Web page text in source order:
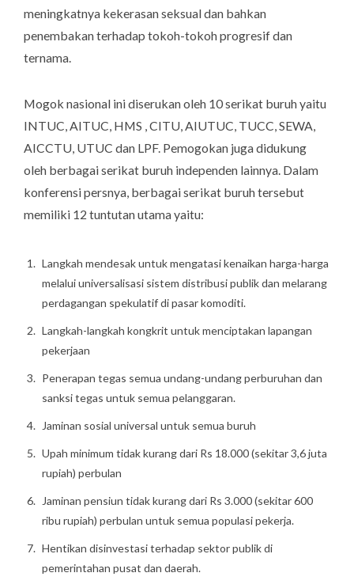
meningkatnya kekerasan seksual dan bahkan
penembakan terhadap tokoh-tokoh progresif dan
ternama.
Mogok nasional ini diserukan oleh 10 serikat buruh yaitu
INTUC, AITUC, HMS , CITU, AIUTUC, TUCC, SEWA,
AICCTU, UTUC dan LPF. Pemogokan juga didukung
oleh berbagai serikat buruh independen lainnya. Dalam
konferensi persnya, berbagai serikat buruh tersebut
memiliki 12 tuntutan utama yaitu:
Langkah mendesak untuk mengatasi kenaikan harga-harga
melalui universalisasi sistem distribusi publik dan melarang
perdagangan spekulatif di pasar komoditi.
Langkah-langkah kongkrit untuk menciptakan lapangan
pekerjaan
Penerapan tegas semua undang-undang perburuhan dan
sanksi tegas untuk semua pelanggaran.
Jaminan sosial universal untuk semua buruh
Upah minimum tidak kurang dari Rs 18.000 (sekitar 3,6 juta
rupiah) perbulan
Jaminan pensiun tidak kurang dari Rs 3.000 (sekitar 600
ribu rupiah) perbulan untuk semua populasi pekerja.
Hentikan disinvestasi terhadap sektor publik di
pemerintahan pusat dan daerah.